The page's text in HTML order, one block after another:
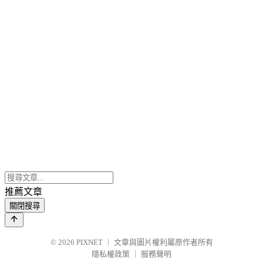
推薦文章
關閉搜尋
© 2026 PIXNET
文章與圖片權利屬原作者所有
隱私權政策
服務聲明